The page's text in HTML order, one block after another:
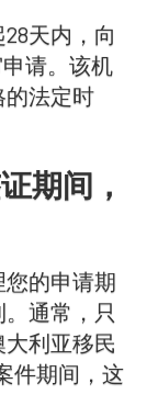
天内，向
请。该机
的法定时
期间，
的申请期
通常，只
利亚移民
件期间，这